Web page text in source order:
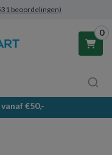
beoordelingen)
0
€50,-